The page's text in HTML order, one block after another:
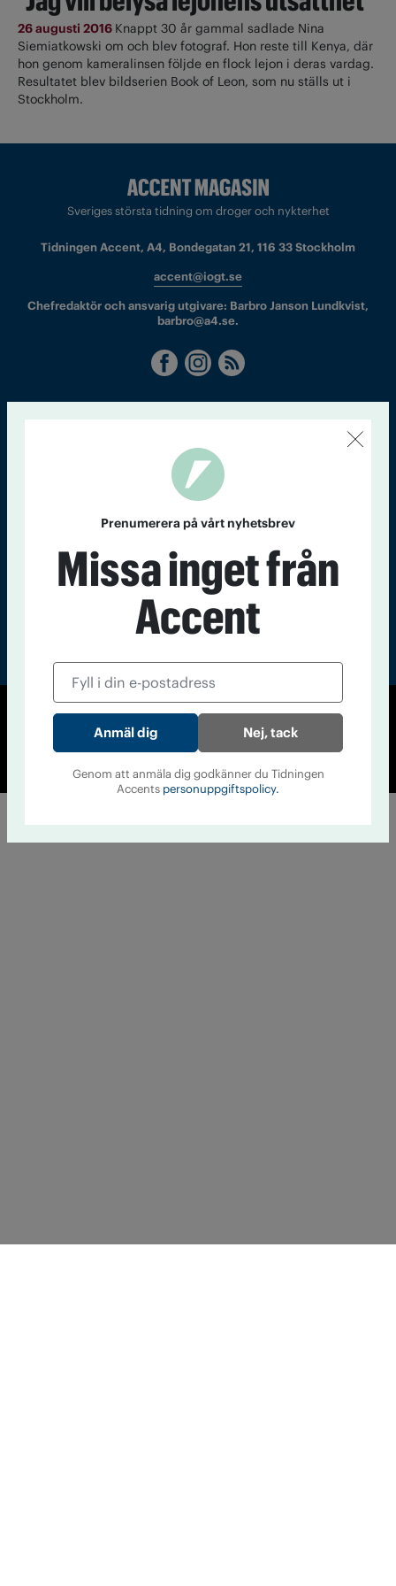
26 augusti 2016 Knappt 30 år gammal sadlade Nina
Siemiatkowski om och blev fotograf. Hon reste till Kenya, där
hon genom kameralinsen följde en flock lejon i deras vardag.
Resultatet blev bildserien Book of Leon, som nu ställs ut i
Stockholm.
Sveriges största tidning om droger och nykterhet
Tidningen Accent, A4, Bondegatan 21, 116 33 Stockholm
accent@iogt.se
Chefredaktör och ansvarig utgivare: Barbro Janson Lundkvist,
barbro@a4.se.
Accent
© Tidningen Accent 2026
Cookiepolicy
Personuppgiftspolicy
Prenumerera på vårt nyhetsbrev
Missa inget från
Accent
Nej, tack
Genom att anmäla dig godkänner du Tidningen
Accents personuppgiftspolicy.